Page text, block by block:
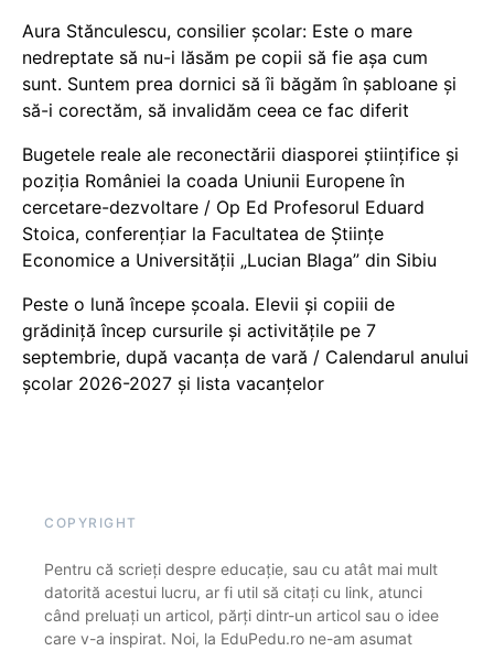
Aura Stănculescu, consilier școlar: Este o mare
nedreptate să nu-i lăsăm pe copii să fie așa cum
sunt. Suntem prea dornici să îi băgăm în șabloane și
să-i corectăm, să invalidăm ceea ce fac diferit
Bugetele reale ale reconectării diasporei științifice și
poziția României la coada Uniunii Europene în
cercetare-dezvoltare / Op Ed Profesorul Eduard
Stoica, conferențiar la Facultatea de Științe
Economice a Universității „Lucian Blaga” din Sibiu
Peste o lună începe școala. Elevii și copiii de
grădiniță încep cursurile și activitățile pe 7
septembrie, după vacanța de vară / Calendarul anului
școlar 2026-2027 și lista vacanțelor
COPYRIGHT
Pentru că scrieți despre educație, sau cu atât mai mult
datorită acestui lucru, ar fi util să citați cu link, atunci
când preluați un articol, părți dintr-un articol sau o idee
care v-a inspirat. Noi, la EduPedu.ro ne-am asumat